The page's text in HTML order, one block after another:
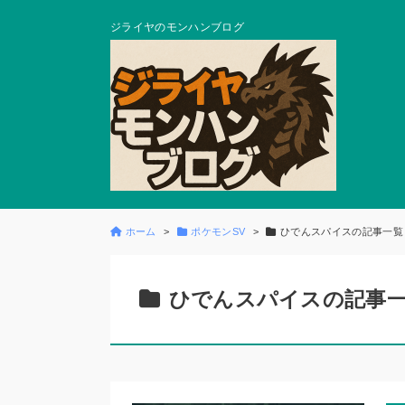
ジライヤのモンハンブログ
ホーム ポケモンSV ひでんスパイスの記事一覧
ひでんスパイスの記事